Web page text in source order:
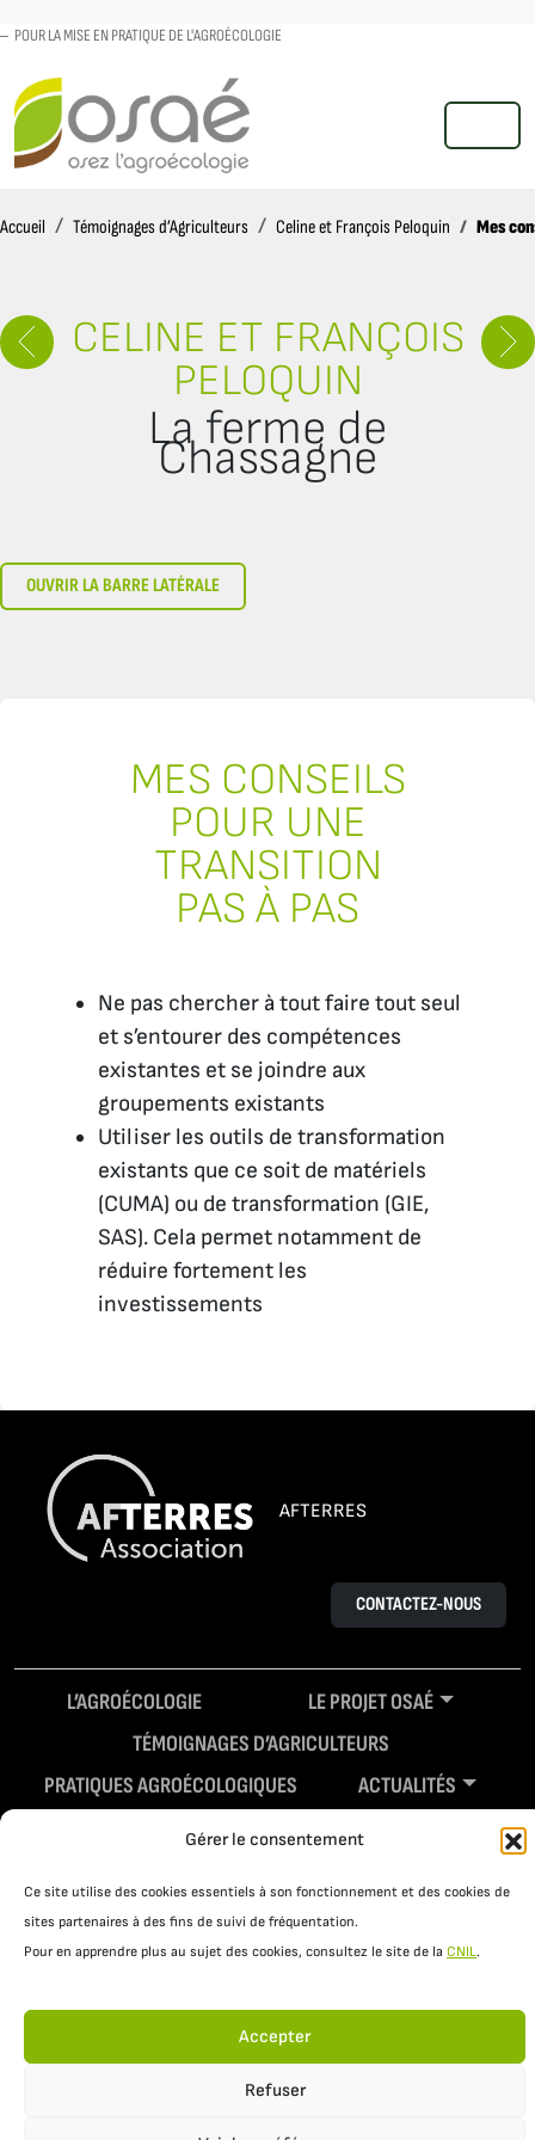
Gérer le consentement
Ce site utilise des cookies essentiels à son fonctionnement et des cookies de
sites partenaires à des fins de suivi de fréquentation.
Pour en apprendre plus au sujet des cookies, consultez le site de la CNIL.
Accepter
Refuser
POUR LA MISE EN PRATIQUE DE L'AGROÉCOLOGIE
MENU
Accueil AccueilTémoignages d’Agriculteurs Celine et François Peloquin Mes
CELINE ET FRANÇOIS
PELOQUIN
La ferme de
Chassagne
OUVRIR LA BARRE LATÉRALE
MES CONSEILS
POUR UNE
TRANSITION
PAS À PAS
Ne pas chercher à tout faire tout seul
et s’entourer des compétences
existantes et se joindre aux
groupements existants
Utiliser les outils de transformation
existants que ce soit de matériels
(CUMA) ou de transformation (GIE,
SAS). Cela permet notamment de
réduire fortement les
investissements
AFTERRES
CONTACTEZ-NOUS
L’AGROÉCOLOGIE
LE PROJET OSAÉ
TÉMOIGNAGES D’AGRICULTEURS
PRATIQUES AGROÉCOLOGIQUES
ACTUALITÉS
RESSOURCES
Politique de confidentialité